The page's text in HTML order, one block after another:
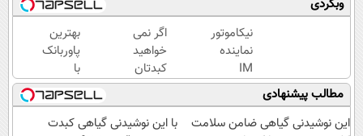
فست
شارژ در
زمان
های بی
برقی⚡
سفر و
هر
لحظه😍
پاوربانک
شیائومی
با
تخفیف
وبگردی
نیکاموتور
نماینده
IM
Motor و
Lynk&Co
در ایران
اگر نمی
خواهید
کبدتان
چرب
شود این
نوشیدنی
بهترین
پاوربانک
با
کمترین
قیمت❗
مطالب پیشنهادی
این نوشیدنی گیاهی ضامن سلامت
با این نوشیدنی گیاهی کبدت